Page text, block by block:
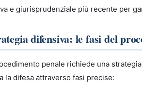
e giurisprudenziale più recente per
difensiva: le fasi del
penale richiede una
la difesa attraverso fasi precise: